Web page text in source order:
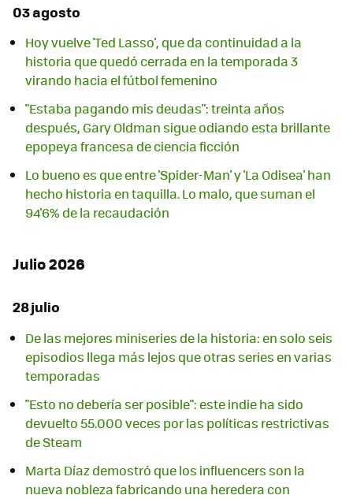
03 agosto
Hoy vuelve 'Ted Lasso', que da continuidad a la
historia que quedó cerrada en la temporada 3
virando hacia el fútbol femenino
"Estaba pagando mis deudas": treinta años
después, Gary Oldman sigue odiando esta brillante
epopeya francesa de ciencia ficción
Lo bueno es que entre 'Spider-Man' y 'La Odisea' han
hecho historia en taquilla. Lo malo, que suman el
94'6% de la recaudación
Julio 2026
28 julio
De las mejores miniseries de la historia: en solo seis
episodios llega más lejos que otras series en varias
temporadas
"Esto no debería ser posible": este indie ha sido
devuelto 55.000 veces por las políticas restrictivas
de Steam
Marta Díaz demostró que los influencers son la
nueva nobleza fabricando una heredera con